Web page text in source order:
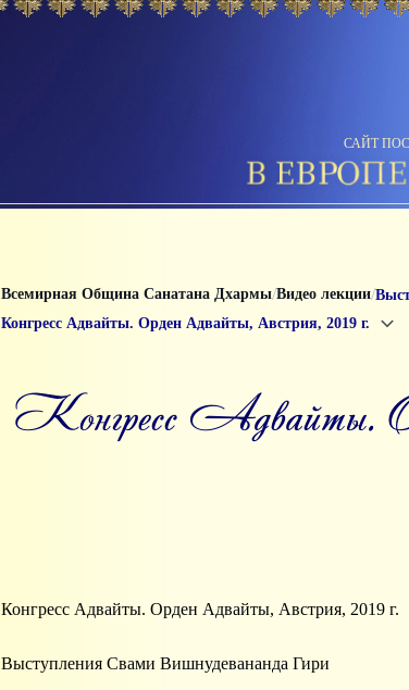
САЙТ
Всемирная Община Санатана Дхармы/Видео лекции/
Конгресс Адвайты. Орден Адвайты, Австрия, 2019 г.
Конгресс Адвайты. Орден Адвайты, Австрия, 2019
Конгресс Адвайты. Орден Адвайты, Австрия, 2019 г.
Выступления Свами Вишнудевананда Гири